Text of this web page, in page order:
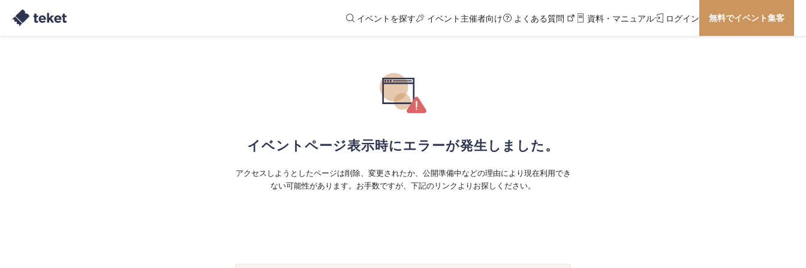
イベントを探す イベント主催者向け よくある質問 資料・マニュアル ログイン 無料でイベント集客
イベントページ表示時にエラーが発生しました。
アクセスしようとしたページは削除、変更されたか、公開準備中などの理由により現在利用でき
ない可能性があります。お手数ですが、下記のリンクよりお探しください。